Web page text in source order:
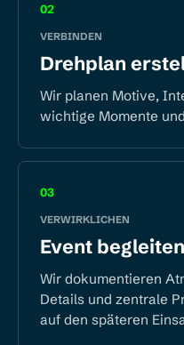
02
VERBINDEN
Drehplan
Wir planen Motive,
wichtige Momente
03
VERWIRKLICHEN
Event begleiten
Wir dokumentieren
Details und zentrale
auf den späteren